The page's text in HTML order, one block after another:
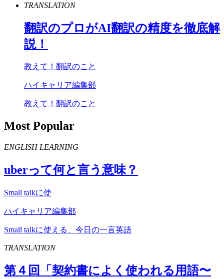
TRANSLATION
翻訳のプロがAI翻訳の精度を徹底解
説！
教えて！翻訳のこと
ハイキャリア編集部
教えて！翻訳のこと
Most Popular
ENGLISH LEARNING
uberって何と言う意味？
Small talkに使
ハイキャリア編集部
Small talkに使える、今日の一言英語
TRANSLATION
第４回「契約書によく使われる用語〜